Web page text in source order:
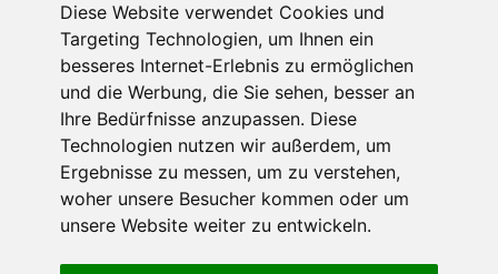
Diese Website verwendet Cookies und
Targeting Technologien, um Ihnen ein
besseres Internet-Erlebnis zu ermöglichen
und die Werbung, die Sie sehen, besser an
Ihre Bedürfnisse anzupassen. Diese
Technologien nutzen wir außerdem, um
Ergebnisse zu messen, um zu verstehen,
woher unsere Besucher kommen oder um
unsere Website weiter zu entwickeln.